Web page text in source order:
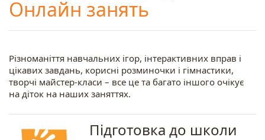
Онлайн занять
Різноманіття навчальних ігор, інтерактивних вправ і
цікавих завдань, корисні розминочки і гімнастики,
творчі майстер-класи – все це та багато іншого очікує
на діток на наших заняттях.
Підготовка до школи